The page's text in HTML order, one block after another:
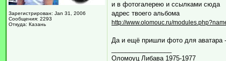
Зарегистрирован: Jan 31, 2006
Сообщения: 2293
Откуда: Казань
и в фотогалерею и ссылками сюда
адрес твоего альбома
http://www.olomouc.ru/
Да и ещё пришли фото для аватара -
Оломоуц Либава 1975-1977